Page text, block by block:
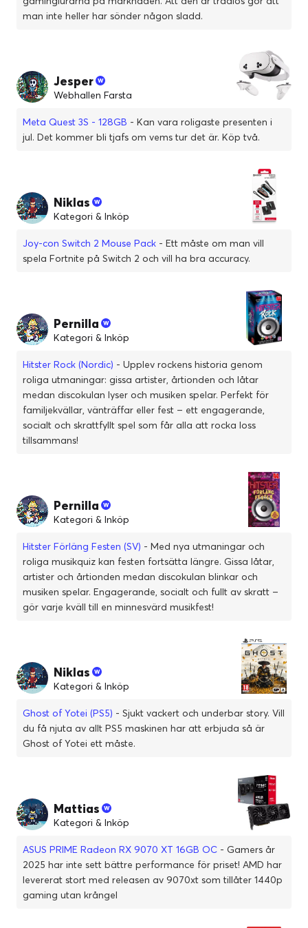
man inte heller har sönder någon sladd.
Jesper
Webhallen Farsta
Meta Quest 3S - 128GB - Kan vara roligaste presenten i
jul. Det kommer bli tjafs om vems tur det är. Köp två.
Niklas
Kategori & Inköp
Joy-con Switch 2 Mouse Pack - Ett måste om man vill
spela Fortnite på Switch 2 och vill ha bra accuracy.
Pernilla
Kategori & Inköp
Hitster Rock (Nordic) - Upplev rockens historia genom
roliga utmaningar: gissa artister, årtionden och låtar
medan discokulan lyser och musiken spelar. Perfekt för
familjekvällar, vänträffar eller fest – ett engagerande,
socialt och skrattfyllt spel som får alla att rocka loss
tillsammans!
Pernilla
Kategori & Inköp
Hitster Förläng Festen (SV) - Med nya utmaningar och
roliga musikquiz kan festen fortsätta längre. Gissa låtar,
artister och årtionden medan discokulan blinkar och
musiken spelar. Engagerande, socialt och fullt av skratt –
gör varje kväll till en minnesvärd musikfest!
Niklas
Kategori & Inköp
Ghost of Yotei (PS5) - Sjukt vackert och underbar story. Vill
du få njuta av allt PS5 maskinen har att erbjuda så är
Ghost of Yotei ett måste.
Mattias
Kategori & Inköp
ASUS PRIME Radeon RX 9070 XT 16GB OC - Gamers år
2025 har inte sett bättre performance för priset! AMD har
levererat stort med releasen av 9070xt som tillåter 1440p
gaming utan krångel